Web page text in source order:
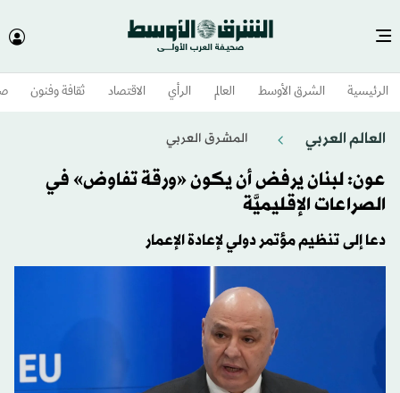
الرئيسية الشرق الأوسط​ العالم الرأي الاقتصاد ثقافة وفنون
العالم العربي المشرق العربي
عون: لبنان يرفض أن يكون «ورقة تفاوض» في
الصراعات الإقليميَّة
دعا إلى تنظيم مؤتمر دولي لإعادة الإعمار